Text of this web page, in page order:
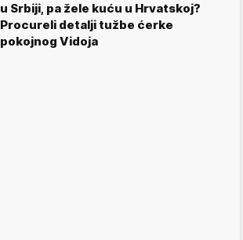
u Srbiji, pa žele kuću u Hrvatskoj?
Procureli detalji tužbe ćerke
pokojnog Vidoja